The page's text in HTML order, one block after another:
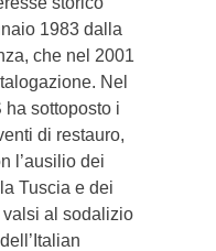
1983 dalla
che nel 2001
Nel
sottoposto i
di restauro,
l’ausilio dei
Tuscia e dei
valsi al sodalizio